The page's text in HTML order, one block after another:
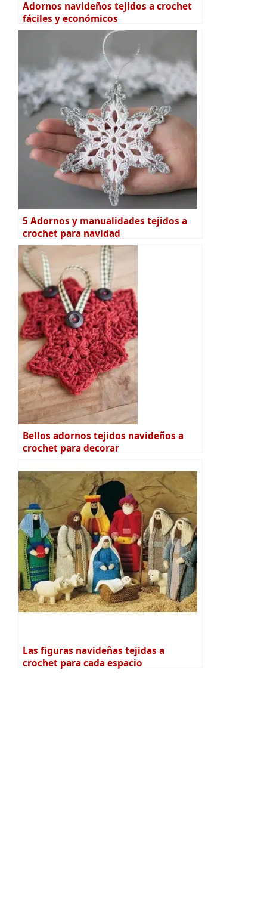
Adornos navideños tejidos a crochet
fáciles y económicos
5 Adornos y manualidades tejidos a
crochet para navidad
Bellos adornos tejidos navideños a
crochet para decorar
Las figuras navideñas tejidas a
crochet para cada espacio